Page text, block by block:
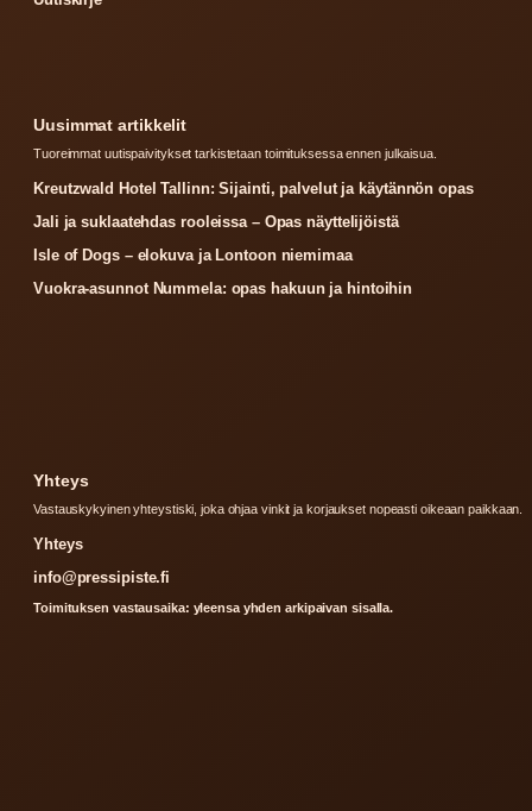
Uusimmat artikkelit
Tuoreimmat uutispaivitykset tarkistetaan toimituksessa ennen julkaisua.
Kreutzwald Hotel Tallinn: Sijainti, palvelut ja käytännön opas
Jali ja suklaatehdas rooleissa – Opas näyttelijöistä
Isle of Dogs – elokuva ja Lontoon niemimaa
Vuokra-asunnot Nummela: opas hakuun ja hintoihin
Yhteys
Vastauskykyinen yhteystiski, joka ohjaa vinkit ja korjaukset nopeasti oikeaan paikkaan.
Yhteys
info@pressipiste.fi
Toimituksen vastausaika: yleensa yhden arkipaivan sisalla.